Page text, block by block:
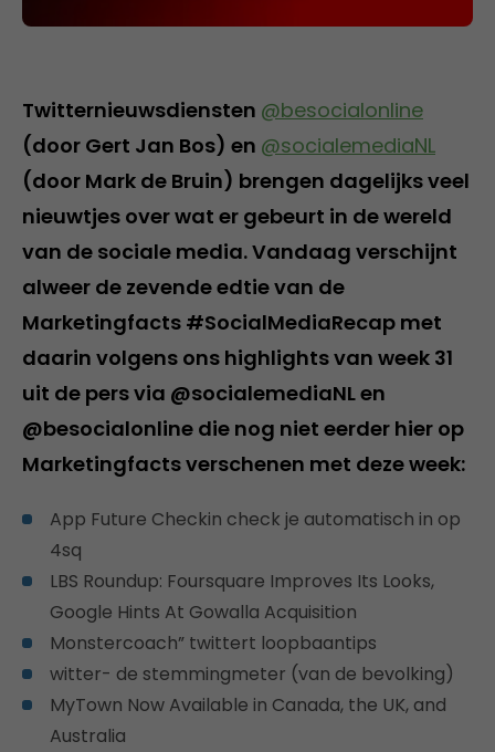
Twitternieuwsdiensten @besocialonline
(door Gert Jan Bos) en @socialemediaNL
(door Mark de Bruin) brengen dagelijks veel
nieuwtjes over wat er gebeurt in de wereld
van de sociale media. Vandaag verschijnt
alweer de zevende edtie van de
Marketingfacts #SocialMediaRecap met
daarin volgens ons highlights van week 31
uit de pers via @socialemediaNL en
@besocialonline die nog niet eerder hier op
Marketingfacts verschenen met deze week:
App Future Checkin check je automatisch in op
4sq
LBS Roundup: Foursquare Improves Its Looks,
Google Hints At Gowalla Acquisition
Monstercoach” twittert loopbaantips
witter- de stemmingmeter (van de bevolking)
MyTown Now Available in Canada, the UK, and
Australia